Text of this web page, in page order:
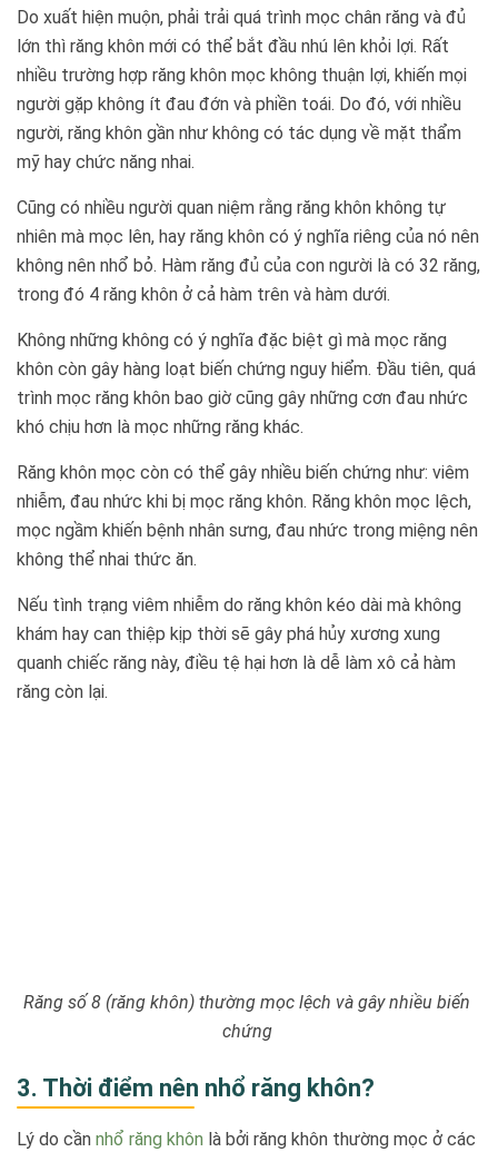
Do xuất hiện muộn, phải trải quá trình mọc chân răng và đủ
lớn thì răng khôn mới có thể bắt đầu nhú lên khỏi lợi. Rất
nhiều trường hợp răng khôn mọc không thuận lợi, khiến mọi
người gặp không ít đau đớn và phiền toái. Do đó, với nhiều
người, răng khôn gần như không có tác dụng về mặt thẩm
mỹ hay chức năng nhai.
Cũng có nhiều người quan niệm rằng răng khôn không tự
nhiên mà mọc lên, hay răng khôn có ý nghĩa riêng của nó nên
không nên nhổ bỏ. Hàm răng đủ của con người là có 32 răng,
trong đó 4 răng khôn ở cả hàm trên và hàm dưới.
Không những không có ý nghĩa đặc biệt gì mà mọc răng
khôn còn gây hàng loạt biến chứng nguy hiểm. Đầu tiên, quá
trình mọc răng khôn bao giờ cũng gây những cơn đau nhức
khó chịu hơn là mọc những răng khác.
Răng khôn mọc còn có thể gây nhiều biến chứng như: viêm
nhiễm, đau nhức khi bị mọc răng khôn. Răng khôn mọc lệch,
mọc ngầm khiến bệnh nhân sưng, đau nhức trong miệng nên
không thể nhai thức ăn.
Nếu tình trạng viêm nhiễm do răng khôn kéo dài mà không
khám hay can thiệp kịp thời sẽ gây phá hủy xương xung
quanh chiếc răng này, điều tệ hại hơn là dễ làm xô cả hàm
răng còn lại.
Răng số 8 (răng khôn) thường mọc lệch và gây nhiều biến
chứng
3. Thời điểm nên nhổ răng khôn?
Lý do cần nhổ răng khôn là bởi răng khôn thường mọc ở các